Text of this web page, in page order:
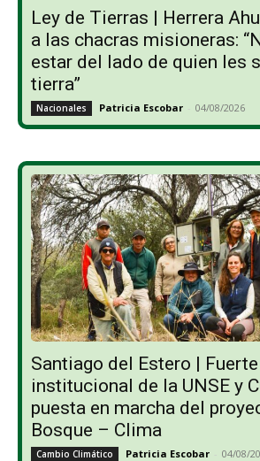
Ley de Tierras | Herrera
a las chacras misioneras:
estar del lado de quien les
tierra”
Nacionales Patricia Escobar - 04/08/2026
Santiago del Estero |
institucional de la UNSE y
puesta en marcha del
Bosque – Clima
Cambio Climático Patricia Escobar - 04/08/